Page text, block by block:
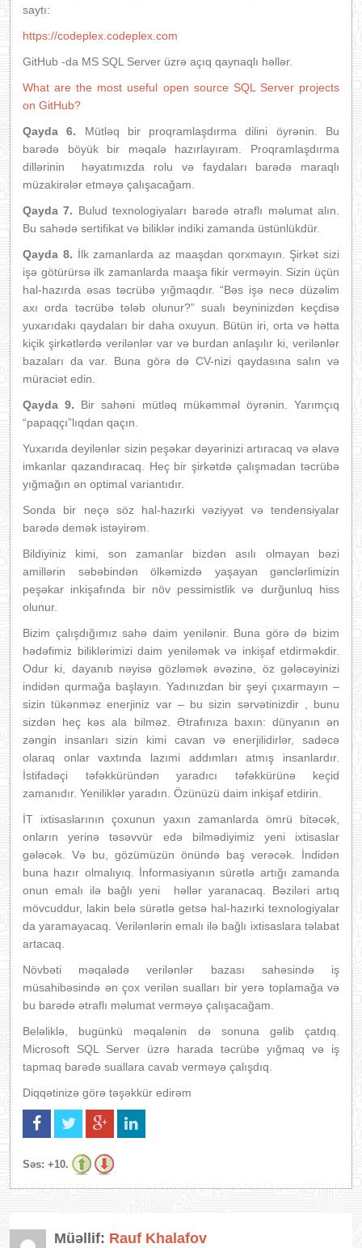
saytı:
https://codeplex.codeplex.com
GitHub -da MS SQL Server üzrə açıq qaynaqlı həllər.
What are the most useful open source SQL Server projects
on GitHub?
Qayda 6. Mütləq bir proqramlaşdırma dilini öyrənin. Bu
barədə böyük bir məqalə hazırlayıram. Proqramlaşdırma
dillərinin həyatımızda rolu və faydaları barədə maraqlı
müzakirələr etməyə çalışacağam.
Qayda 7. Bulud texnologiyaları barədə ətraflı məlumat alın.
Bu sahədə sertifikat və biliklər indiki zamanda üstünlükdür.
Qayda 8. İlk zamanlarda az maaşdan qorxmayın. Şirkət sizi
işə götürürsə ilk zamanlarda maaşa fikir verməyin. Sizin üçün
hal-hazırda əsas təcrübə yığmaqdır. “Bəs işə necə düzəlim
axı orda təcrübə tələb olunur?” sualı beyninizdən keçdisə
yuxarıdakı qaydaları bir daha oxuyun. Bütün iri, orta və hətta
kiçik şirkətlərdə verilənlər var və burdan anlaşılır ki, verilənlər
bazaları da var. Buna görə də CV-nizi qaydasına salın və
müraciət edin.
Qayda 9. Bir sahəni mütləq mükəmməl öyrənin. Yarımçıq
“papaqçı”lıqdan qaçın.
Yuxarıda deyilənlər sizin peşəkar dəyərinizi artıracaq və əlavə
imkanlar qazandıracaq. Heç bir şirkətdə çalışmadan təcrübə
yığmağın ən optimal variantıdır.
Sonda bir neçə söz hal-hazırki vəziyyət və tendensiyalar
barədə demək istəyirəm.
Bildiyiniz kimi, son zamanlar bizdən asılı olmayan bəzi
amillərin səbəbindən ölkəmizdə yaşayan gənclərlimizin
peşəkar inkişafında bir növ pessimistlik və durğunluq hiss
olunur.
Bizim çalışdığımız sahə daim yenilənir. Buna görə də bizim
hədəfimiz biliklərimizi daim yeniləmək və inkişaf etdirməkdir.
Odur ki, dayanıb nəyisə gözləmək əvəzinə, öz gələcəyinizi
indidən qurmağa başlayın. Yadınızdan bir şeyi çıxarmayın –
sizin tükənməz enerjiniz var – bu sizin sərvətinizdir , bunu
sizdən heç kəs ala bilməz. Ətrafınıza baxın: dünyanın ən
zəngin insanları sizin kimi cavan və enerjilidirlər, sadəcə
olaraq onlar vaxtında lazımi addımları atmış insanlardır.
İstifadəçi təfəkküründən yaradıcı təfəkkürünə keçid
zamanıdır. Yeniliklər yaradın. Özünüzü daim inkişaf etdirin.
İT ixtisaslarının çoxunun yaxın zamanlarda ömrü bitəcək,
onların yerinə təsəvvür edə bilmədiyimiz yeni ixtisaslar
gələcək. Və bu, gözümüzün önündə baş verəcək. İndidən
buna hazır olmalıyıq. İnformasiyanın sürətlə artığı zamanda
onun emalı ilə bağlı yeni həllər yaranacaq. Bəziləri artıq
mövcuddur, lakin belə sürətlə getsə hal-hazırki texnologiyalar
da yaramayacaq. Verilənlərin emalı ilə bağlı ixtisaslara təlabat
artacaq.
Növbəti məqalədə verilənlər bazası sahəsində iş
müsahibəsində ən çox verilən sualları bir yerə toplamağa və
bu barədə ətraflı məlumat verməyə çalışacağam.
Beləliklə, bugünkü məqalənin də sonuna gəlib çatdıq.
Microsoft SQL Server üzrə harada təcrübə yığmaq və iş
tapmaq barədə suallara cavab verməyə çalışdıq.
Diqqətinizə görə təşəkkür edirəm
Səs: +10.
Müəllif: Rauf Khalafov